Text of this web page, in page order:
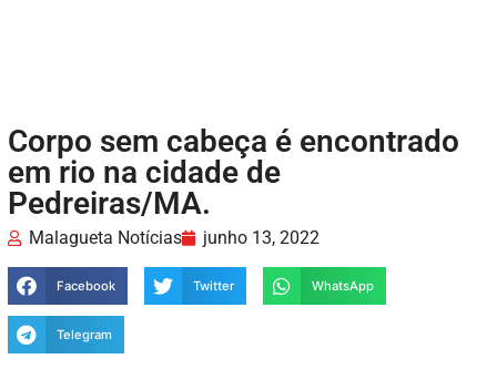
Corpo sem cabeça é encontrado
em rio na cidade de
Pedreiras/MA.
Malagueta Notícias junho 13, 2022
Facebook Twitter WhatsApp
Telegram